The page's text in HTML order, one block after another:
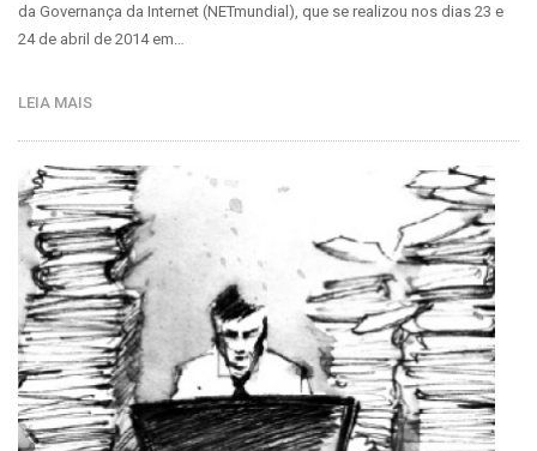
da Governança da Internet (NETmundial), que se realizou nos dias 23 e
24 de abril de 2014 em…
LEIA MAIS